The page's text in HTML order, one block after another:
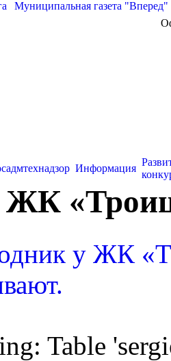
Муниципальная газета "Вперед"
Информация
у ЖК
Table